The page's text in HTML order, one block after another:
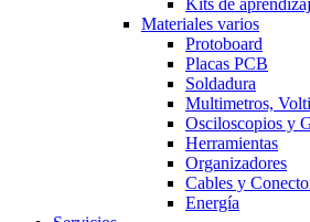
Materiales varios
Protoboard
Placas PCB
Soldadura
Multimetros,
Osciloscopios y
Herramientas
Organizadores
Cables y
Energía